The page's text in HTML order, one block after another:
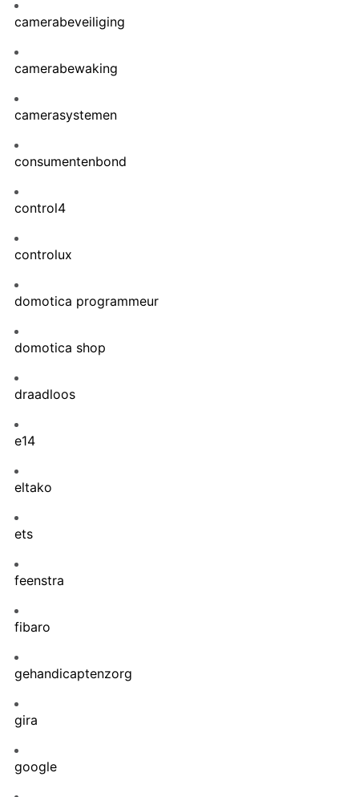
camerabeveiliging
camerabewaking
camerasystemen
consumentenbond
control4
controlux
domotica programmeur
domotica shop
draadloos
e14
eltako
ets
feenstra
fibaro
gehandicaptenzorg
gira
google